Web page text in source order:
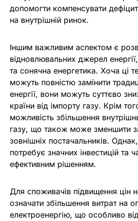
допомогти компенсувати
на внутрішній ринок.
Іншим важливим аспектом є
відновлювальних джерел
та сонячна енергетика. Хоча ці
можуть повністю замінити
енергії, вони можуть суттєво
країни від імпорту газу. Крім
можливість збільшення
газу, що також може зменшити
зовнішніх постачальників.
потребує значних інвестицій та
ефективним рішенням.
Для споживачів підвищення цін
означати збільшення витрат на
електроенергію, що особливо